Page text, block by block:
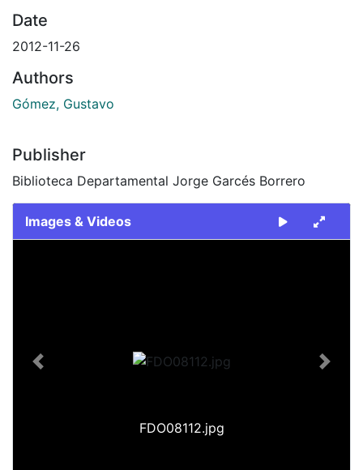
Date
2012-11-26
Authors
Gómez, Gustavo
Publisher
Biblioteca Departamental Jorge Garcés Borrero
Images & Videos
FDO08112.jpg
Previous Next